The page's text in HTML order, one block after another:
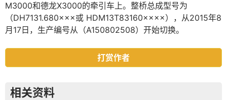
M3000和德龙X3000的牵引车上。整桥总成型号为
（DH7131.680×××或 HDM13T83160××××），从2015年8
月17日，生产编号从（A150802508）开始切换。
打赏作者
相关资料